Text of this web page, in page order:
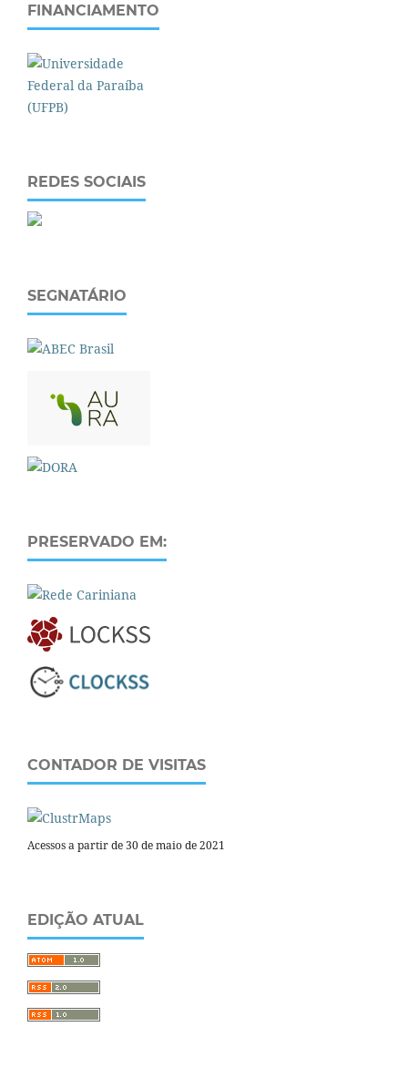
FINANCIAMENTO
REDES SOCIAIS
SEGNATÁRIO
PRESERVADO EM:
CONTADOR DE VISITAS
Acessos a partir de 30 de maio de 2021
EDIÇÃO ATUAL